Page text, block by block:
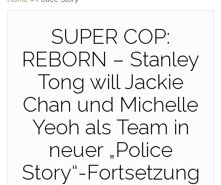
SUPER COP:
REBORN – Stanley
Tong will Jackie
Chan und Michelle
Yeoh als Team in
neuer „Police
Story“-Fortsetzung